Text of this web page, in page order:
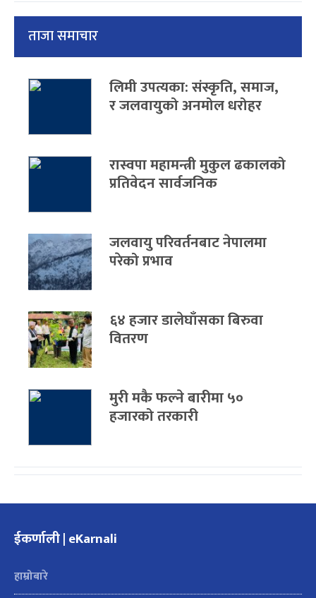
ताजा समाचार
लिमी उपत्यका: संस्कृति, समाज,
र जलवायुको अनमोल धरोहर
रास्वपा महामन्त्री मुकुल ढकालको
प्रतिवेदन सार्वजनिक
जलवायु परिवर्तनबाट नेपालमा
परेको प्रभाव
६४ हजार डालेघाँसका बिरुवा
वितरण
मुरी मकै फल्ने बारीमा ५०
हजारको तरकारी
ईकर्णाली | eKarnali
हाम्रोबारे